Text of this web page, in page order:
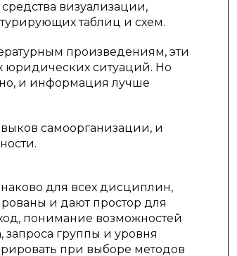
визуализации,
таблиц и схем.
произведениям, эти
юридических ситуаций. Но
и информация лучше
самоорганизации, и
для всех дисциплин,
и дают простор для
понимание возможностей
запроса группы и уровня
при выборе методов